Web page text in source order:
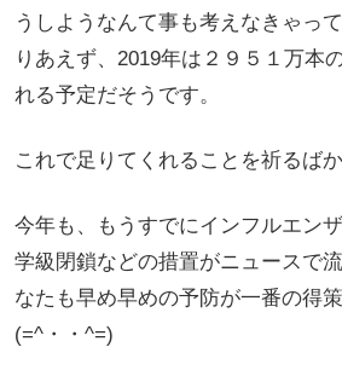
うしようなんて事も考えなきゃっ
りあえず、2019年は２９５１万本
れる予定だそうです。
これで足りてくれることを祈るば
今年も、もうすでにインフルエン
学級閉鎖などの措置がニュースで
なたも早め早めの予防が一番の得
(=^・・^=)